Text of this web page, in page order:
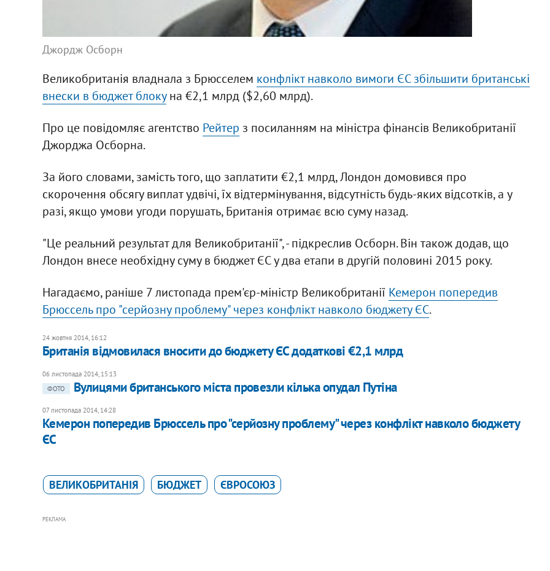
Джордж Осборн
Великобританія владнала з Брюсселем конфлікт навколо вимоги ЄС збільшити британські
внески в бюджет блокуна €2,1 млрд ($2,60 млрд).
Про це повідомляє агентство Рейтер з посиланням на міністра фінансів Великобританії
Джорджа Осборна.
За його словами, замість того, що заплатити €2,1 млрд, Лондон домовився про
скорочення обсягу виплат удвічі, їх відтермінування, відсутність будь-яких відсотків, а у
разі, якщо умови угоди порушать, Британія отримає всю суму назад.
"Це реальний результат для Великобританії", - підкреслив Осборн. Він також додав, що
Лондон внесе необхідну суму в бюджет ЄС у два етапи в другій половині 2015 року.
Нагадаємо, раніше 7 листопада прем'єр-міністр Великобританії Кемерон попередив
Брюссель про "серйозну проблему" через конфлікт навколо бюджету ЄС.
24 жовтня 2014, 16:12
Британія відмовилася вносити до бюджету ЄС додаткові €2,1 млрд
06 листопада 2014, 15:13
ФОТО
Вулицями британського міста провезли кілька опудал Путіна
07 листопада 2014, 14:28
Кемерон попередив Брюссель про "серйозну проблему" через конфлікт навколо бюджету
ЄС
ВЕЛИКОБРИТАНІЯ БЮДЖЕТ ЄВРОСОЮЗ
РЕКЛАМА